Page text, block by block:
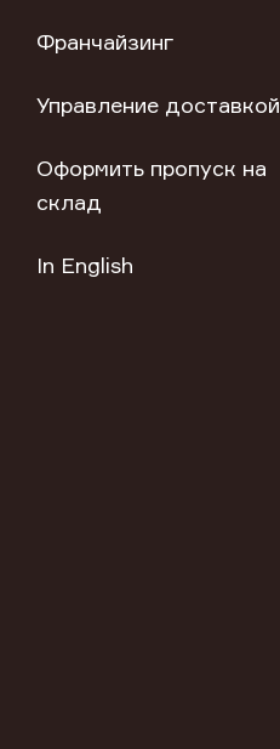
Франчайзинг
Управление доставкой
Оформить пропуск на
склад
In English